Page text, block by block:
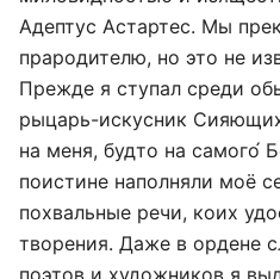
Адептус Астартес. Мы
прародителю, но это не
Прежде я ступал среди
рыцарь-искусник
на меня, будто на самого́
поистине наполняли моё
похвальные речи, коих
творения. Даже в ордене
поэтов и художников я